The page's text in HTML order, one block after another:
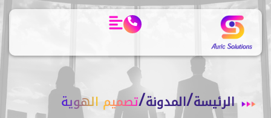
الرئيسة/المدونة/تصميم الهوية